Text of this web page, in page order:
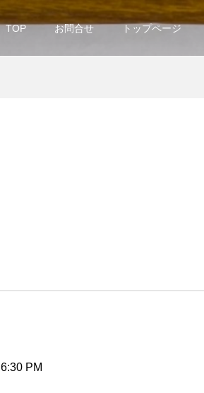
TOP お問合せ トップページ
6:30 PM